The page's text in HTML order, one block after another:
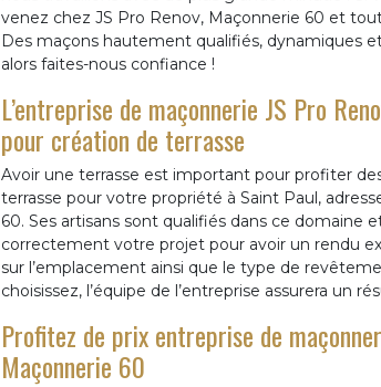
venez chez JS Pro Renov, Maçonnerie 60 et
Des maçons hautement qualifiés, dynamiques
alors faites-nous confiance !
L’entreprise de maçonnerie JS Pro
pour création de terrasse
Avoir une terrasse est important pour profiter
terrasse pour votre propriété à Saint Paul,
60. Ses artisans sont qualifiés dans ce domaine
correctement votre projet pour avoir un rendu
sur l’emplacement ainsi que le type de
choisissez, l’équipe de l’entreprise assurera un
Profitez de prix entreprise de
Maçonnerie 60